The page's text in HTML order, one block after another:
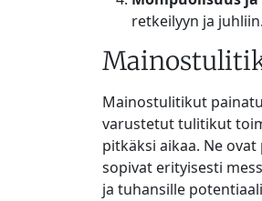
retkeilyyn ja
Mainostulitikut
varustetut tulitikut
pitkäksi aikaa. Ne
sopivat erityisesti
ja tuhansille